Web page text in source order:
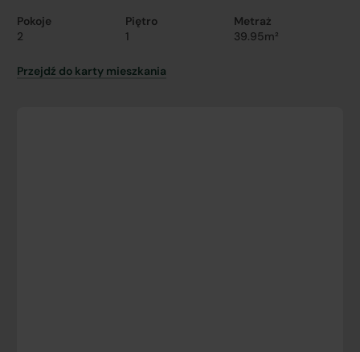
Pokoje
2
Piętro
1
Metraż
39.95m²
Przejdź do karty mieszkania